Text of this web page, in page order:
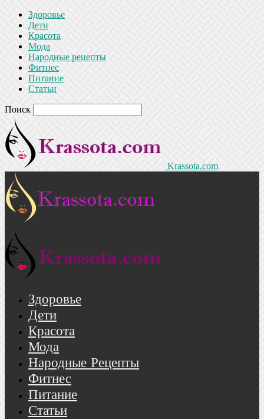
Здоровье
Дети
Красота
Мода
Народные рецепты
Фитнес
Питание
Статьи
Поиск
Krassota.com
Здоровье
Дети
Красота
Мода
Народные Рецепты
Фитнес
Питание
Статьи